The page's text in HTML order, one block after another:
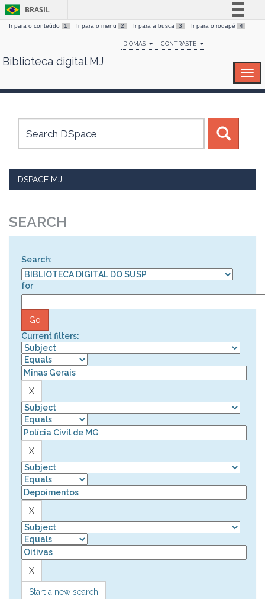
Skip
BRASIL
Simplifique!
Comunica BR
Canais
Ir para o conteúdo 1 Ir para o menu 2 Ir para a busca 3 Ir para o rodapé 4
IDIOMAS CONTRASTE
Biblioteca digital MJ
DSPACE MJ
SEARCH
Search:
for
Current filters:
Start a new search